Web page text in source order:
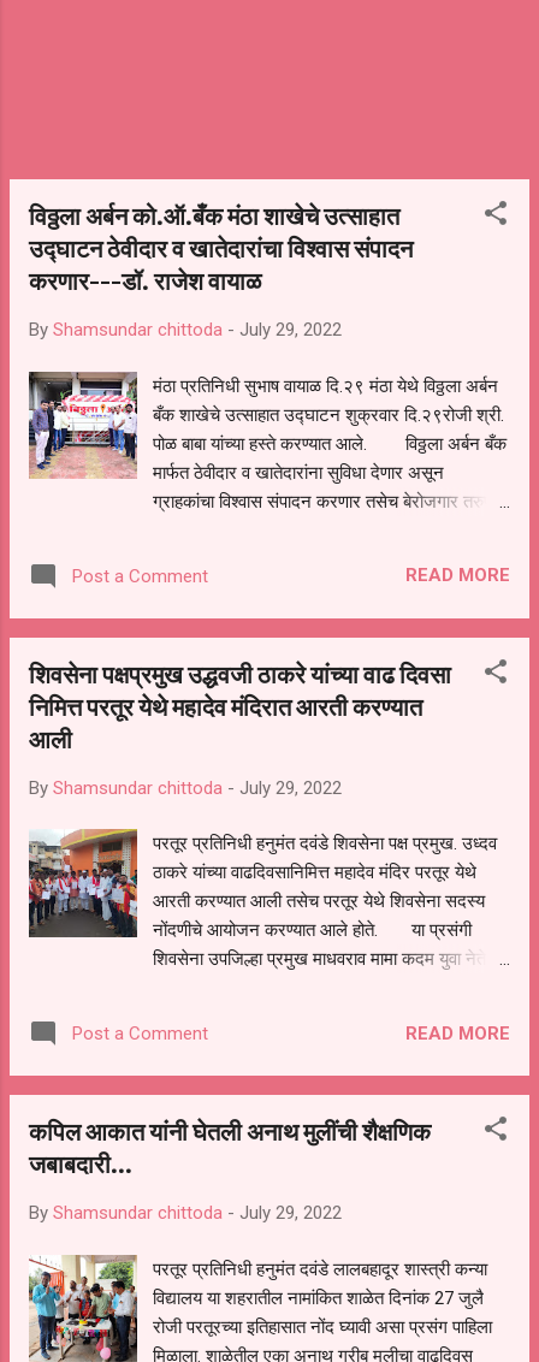
विठ्ठला अर्बन को.ऑ.बँक मंठा शाखेचे उत्साहात
उद्घाटन ठेवीदार व खातेदारांचा विश्वास संपादन
करणार---डॉ. राजेश वायाळ
By Shamsundar chittoda - July 29, 2022
मंठा प्रतिनिधी सुभाष वायाळ दि.२९ मंठा येथे विठ्ठला अर्बन
बँक शाखेचे उत्साहात उद्घाटन शुक्रवार दि.२९रोजी श्री.
पोळ बाबा यांच्या हस्ते करण्यात आले. विठ्ठला अर्बन बँक
मार्फत ठेवीदार व खातेदारांना सुविधा देणार असून
ग्राहकांचा विश्वास संपादन करणार तसेच बेरोजगार तरुण,
यांनी केले. यावेळी शेतकरी,व्यापारी, डॉक्टर, पत्रकार व
विविध क्षेत्रातील मान्यवर उपस्थित होते.यावेळी यांची
आलेल्या मान्यवरांचे स्वागत मदनराव वायाळ तसेच बँकेचे
मॅनेजर किरण देशमुख यांनी केले.
Post a Comment READ MORE
शिवसेना पक्षप्रमुख उद्धवजी ठाकरे यांच्या वाढ दिवसा
निमित्त परतूर येथे महादेव मंदिरात आरती करण्यात
आली
By Shamsundar chittoda - July 29, 2022
परतूर प्रतिनिधी हनुमंत दवंडे शिवसेना पक्ष प्रमुख. उध्दव
ठाकरे यांच्या वाढदिवसानिमित्त महादेव मंदिर परतूर येथे
आरती करण्यात आली तसेच परतूर येथे शिवसेना सदस्य
नोंदणीचे आयोजन करण्यात आले होते. या प्रसंगी
शिवसेना उपजिल्हा प्रमुख माधवराव मामा कदम युवा नेते
शिवसेना युवा नेते महेश भैया नळगे शिवसेना शहर प्रमुख
दत्ता पाटील सुरुंग किसान सेना उपजिल्हा प्रमुख कांताराव
बाबुरावजी हिवाळे शिवसेना दलित आघाडी तालुकाप्रमुख
कदम सुदर्शन धुमाळ बाळू गाते शिवा पवार गणेश लालजरे
भुसारे व इतर शिवसेनीक मोठ्या संखेने उपस्थित होते महा
आरतीचे आयोजक युवा सेना शहर प्रमुख राहुल भैया कदम
होते
Post a Comment READ MORE
कपिल आकात यांनी घेतली अनाथ मुलींची शैक्षणिक
जबाबदारी...
By Shamsundar chittoda - July 29, 2022
परतूर प्रतिनिधी हनुमंत दवंडे लालबहादूर शास्त्री कन्या
विद्यालय या शहरातील नामांकित शाळेत दिनांक 27 जुलै
रोजी परतूरच्या इतिहासात नोंद घ्यावी असा प्रसंग पाहिला
मिळाला. शाळेतील एका अनाथ गरीब मुलीचा वाढदिवस